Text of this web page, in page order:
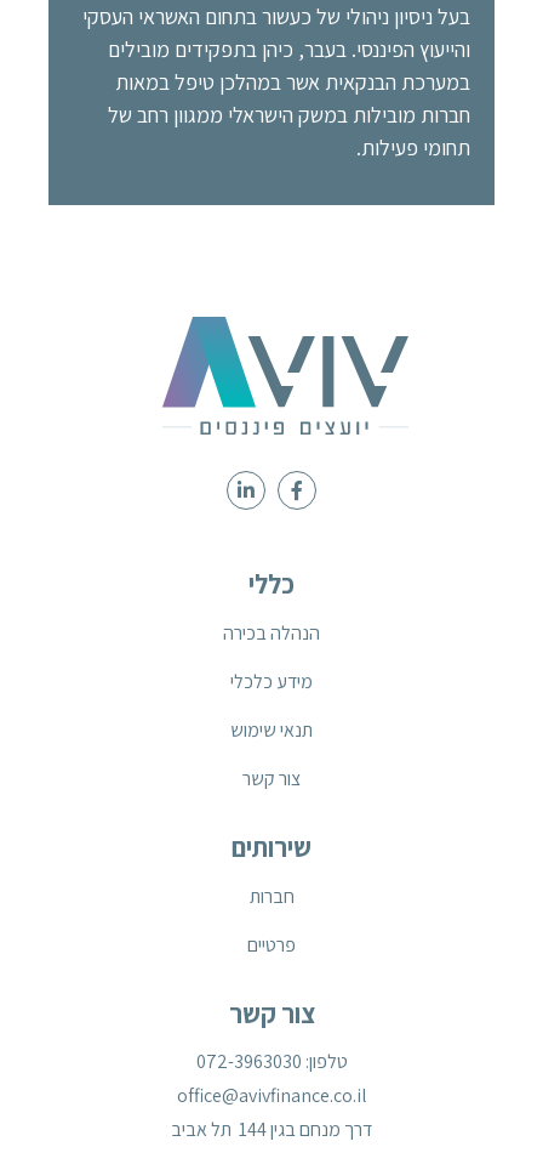
בעל ניסיון ניהולי של כעשור בתחום האשראי העסקי
והייעוץ הפיננסי. בעבר, כיהן בתפקידים מובילים
במערכת הבנקאית אשר במהלכן טיפל במאות
חברות מובילות במשק הישראלי ממגוון רחב של
תחומי פעילות.
כללי
הנהלה בכירה
מידע כלכלי
תנאי שימוש
צור קשר
שירותים
חברות
פרטיים
צור קשר
טלפון: 072-3963030
office@avivfinance.co.il
דרך מנחם בגין 144 תל אביב